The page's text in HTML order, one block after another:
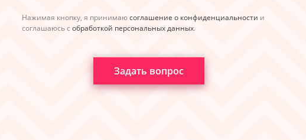
Нажимая кнопку, я принимаюсоглашение о конфиденциальности и
соглашаюсь с обработкой персональных данных.
Задать вопрос